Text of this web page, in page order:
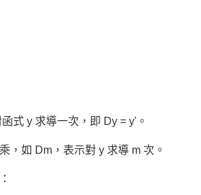
式 y 求導一次，即 Dy = y'。
，如 Dm，表示對 y 求導 m 次。